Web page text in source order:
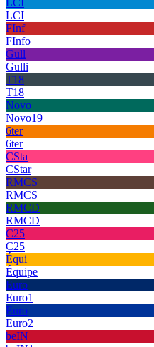
LCI
LCI
FInf
FInfo
Gull
Gulli
T18
T18
Novo
Novo19
6ter
6ter
CSta
CStar
RMCS
RMCS
RMCD
RMCD
C25
C25
Équi
Équipe
Euro
Euro1
Euro
Euro2
beIN